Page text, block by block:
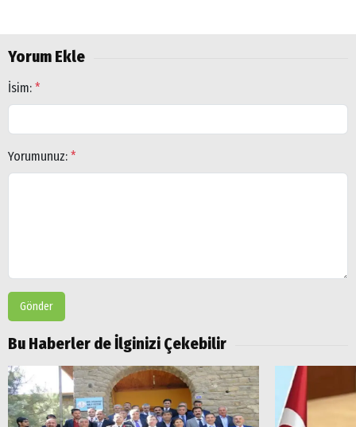
Yorum Ekle
İsim: *
Yorumunuz: *
Gönder
Bu Haberler de İlginizi Çekebilir